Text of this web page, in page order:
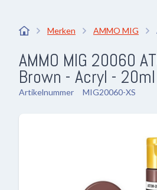
Merken AMMO MIG
AMMO MIG 20060
Brown - Acryl -
Artikelnummer MIG20060-XS